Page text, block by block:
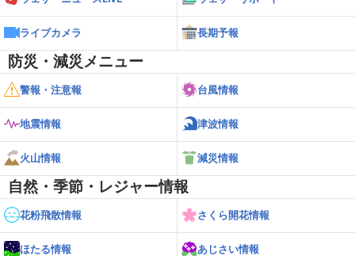
ライブカメラ 長期予報
防災・減災メニュー
警報・注意報 台風情報
地震情報 津波情報
火山情報 減災情報
自然・季節・レジャー情報
花粉飛散情報 さくら開花情報
ほたる情報 あじさい情報